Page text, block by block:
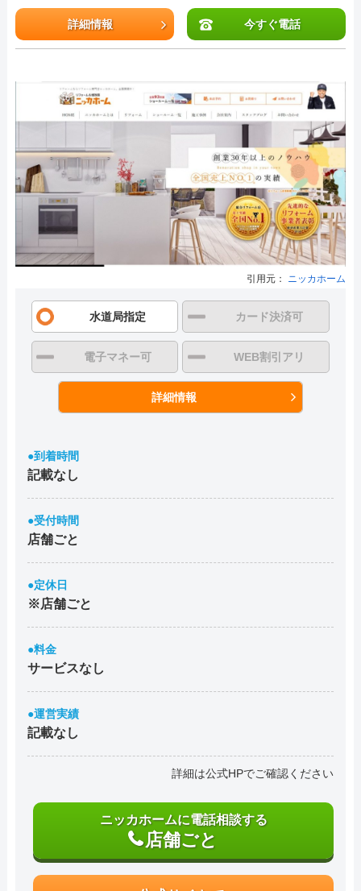
詳細情報 今すぐ電話
引用元： ニッカホーム
水道局指定 カード決済可
電子マネー可 WEB割引アリ
詳細情報
●到着時間
記載なし
●受付時間
店舗ごと
●定休日
※店舗ごと
●料金
サービスなし
●運営実績
記載なし
詳細は公式HPでご確認ください
ニッカホームに電話相談する
店舗ごと